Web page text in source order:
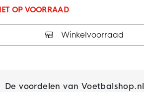
OP VOORRAAD
Winkelvoorraad
De voordelen van Voetbalshop.nl